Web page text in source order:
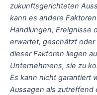
zukunftsgerichteten
kann es andere
Handlungen, Ereignisse
erwartet, geschätzt
dieser Faktoren liegen
Unternehmens, sie zu
Es kann nicht garantiert
Aussagen als zutreffend